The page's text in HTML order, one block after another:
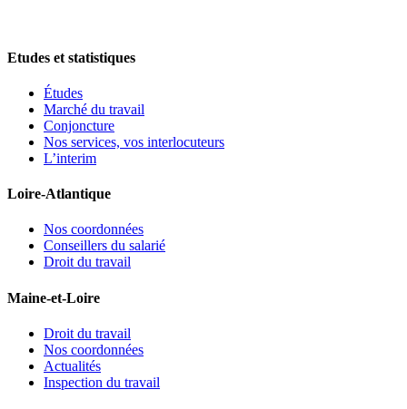
Etudes et statistiques
Études
Marché du travail
Conjoncture
Nos services, vos interlocuteurs
L’interim
Loire-Atlantique
Nos coordonnées
Conseillers du salarié
Droit du travail
Maine-et-Loire
Droit du travail
Nos coordonnées
Actualités
Inspection du travail